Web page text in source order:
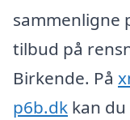
sammenligne
tilbud på
Birkende. På
p6b.dk kan